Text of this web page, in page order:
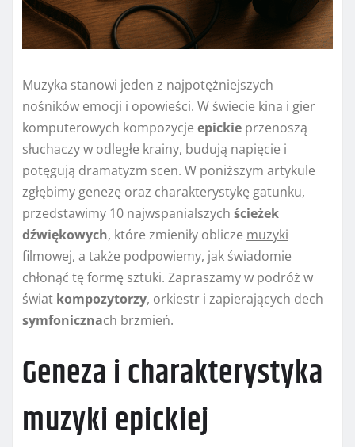
Muzyka stanowi jeden z najpotężniejszych
nośników emocji i opowieści. W świecie kina i gier
komputerowych kompozycje epickie przenoszą
słuchaczy w odległe krainy, budują napięcie i
potęgują dramatyzm scen. W poniższym artykule
zgłębimy genezę oraz charakterystykę gatunku,
przedstawimy 10 najwspanialszych ścieżek
dźwiękowych, które zmieniły oblicze muzyki
filmowej, a także podpowiemy, jak świadomie
chłonąć tę formę sztuki. Zapraszamy w podróż w
świat kompozytorzy, orkiestr i zapierających dech
symfonicznach brzmień.
Geneza i charakterystyka
muzyki epickiej